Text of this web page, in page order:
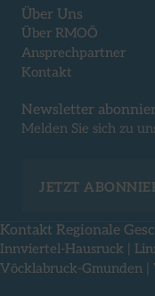
Über Uns
Über RMOÖ
Ansprechpartner
Kontakt
Newsletter
Melden Sie sich zu
JETZT
Kontakt Regionale
Innviertel-Hausruck
Vöcklabruck-Gmunden